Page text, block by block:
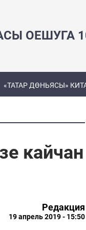
ОЕШУГА
«ТАТАР ДӨНЬЯСЫ»
кайчан
Редакция
19 апрель 2019 - 15:50